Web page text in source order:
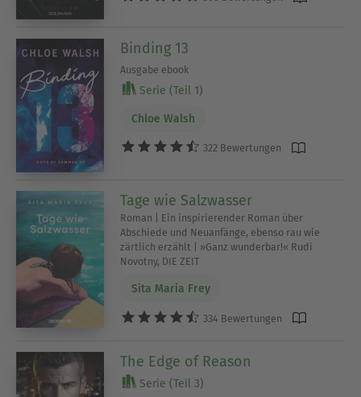
Binding 13
Ausgabe ebook
Serie (Teil 1)
Chloe Walsh
322 Bewertungen
Tage wie Salzwasser
Roman | Ein inspirierender Roman über
Abschiede und Neuanfänge, ebenso rau wie
zärtlich erzählt | »Ganz wunderbar!« Rudi
Novotny, DIE ZEIT
Sita Maria Frey
334 Bewertungen
The Edge of Reason
Serie (Teil 3)